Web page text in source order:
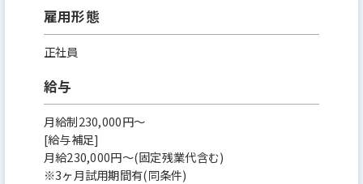
雇用形態
正社員
給与
月給制230,000円～
[給与補足]
月給230,000円～(固定残業代含む)
※3ヶ月試用期間有(同条件)